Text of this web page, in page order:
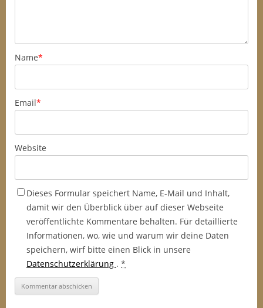
Name*
Email*
Website
Dieses Formular speichert Name, E-Mail und Inhalt,
damit wir den Überblick über auf dieser Webseite
veröffentlichte Kommentare behalten. Für detaillierte
Informationen, wo, wie und warum wir deine Daten
speichern, wirf bitte einen Blick in unsere
Datenschutzerklärung . *